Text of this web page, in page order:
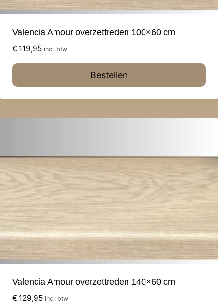
Valencia Amour overzettreden 100×60 cm
€ 119,95 incl. btw
Bestellen
Valencia Amour overzettreden 140×60 cm
€ 129,95 incl. btw